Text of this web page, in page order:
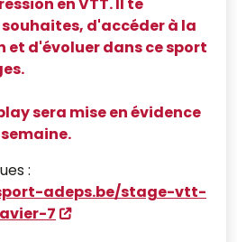
d'accéder à la
et d'évoluer dans ce sport
sera mise en évidence
:
adeps.be/stage-vtt-
7